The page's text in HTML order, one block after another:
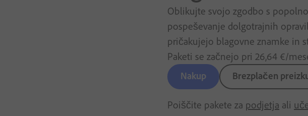
Oblikujte svojo zgodbo s
pospeševanje dolgotrajnih
pričakujejo blagovne znamke in
Paketi se začnejo pri 26,64 €/
Nakup Brezplačen
Poiščite pakete za podjetja ali